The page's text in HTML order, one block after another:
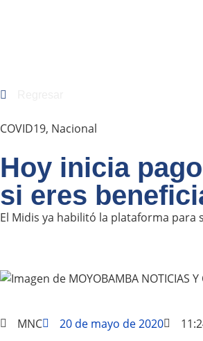
COVID19, Nacional
Hoy inicia
si eres
El Midis ya habilitó la plataforma
MNC 20 de mayo de 2020